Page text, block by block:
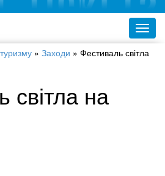
Українська
» Заходи » Фестиваль світла
світла на